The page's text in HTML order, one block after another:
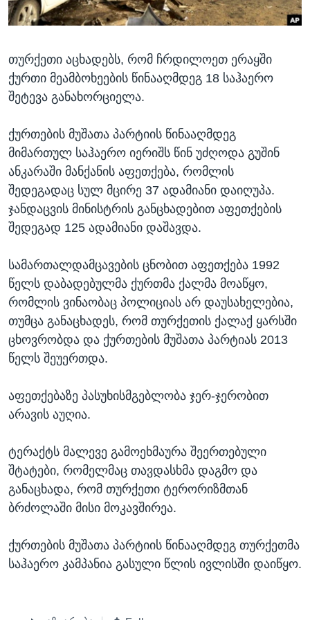
ᲡᲢᲣᲓᲘᲐ ᲕᲐᲨᲘᲜᲒᲢᲝᲜᲘ
ᲔᲙᲝᲜᲝᲛᲘᲙᲐ
ᲛᲔᲪᲜᲘᲔᲠᲔᲑᲐ
ᲘᲜᲢᲔᲠᲕᲘᲣ
ᲒᲐᲚᲘᲚᲔᲝ
ᲓᲔᲖᲘᲜᲤᲝᲠᲛᲐᲪᲘᲐ
Learning English
ᲗᲕᲐᲚᲘ ᲒᲕᲐᲓᲔᲕᲜᲔᲗ
ენები
თურქეთი აცხადებს, რომ ჩრდილოეთ ერაყში
ქურთი მეამბოხეების წინააღმდეგ 18 საჰაერო
შეტევა განახორციელა.
ქურთების მუშათა პარტიის წინააღმდეგ
მიმართულ საჰაერო იერიშს წინ უძღოდა გუშინ
ანკარაში მანქანის აფეთქება, რომლის
შედეგადაც სულ მცირე 37 ადამიანი დაიღუპა.
ჯანდაცვის მინისტრის განცხადებით აფეთქების
შედეგად 125 ადამიანი დაშავდა.
სამართალდამცავების ცნობით აფეთქება 1992
წელს დაბადებულმა ქურთმა ქალმა მოაწყო,
რომლის ვინაობაც პოლიციას არ დაუსახელებია,
თუმცა განაცხადეს, რომ თურქეთის ქალაქ ყარსში
ცხოვრობდა და ქურთების მუშათა პარტიას 2013
წელს შეუერთდა.
აფეთქებაზე პასუხისმგებლობა ჯერ-ჯერობით
არავის აუღია.
ტერაქტს მალევე გამოეხმაურა შეერთებული
შტატები, რომელმაც თავდასხმა დაგმო და
განაცხადა, რომ თურქეთი ტერორიზმთან
ბრძოლაში მისი მოკავშირეა.
ქურთების მუშათა პარტიის წინააღმდეგ თურქეთმა
საჰაერო კამპანია გასული წლის ივლისში დაიწყო.